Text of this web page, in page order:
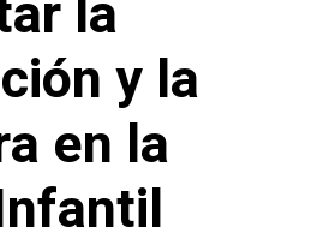
y la
en la